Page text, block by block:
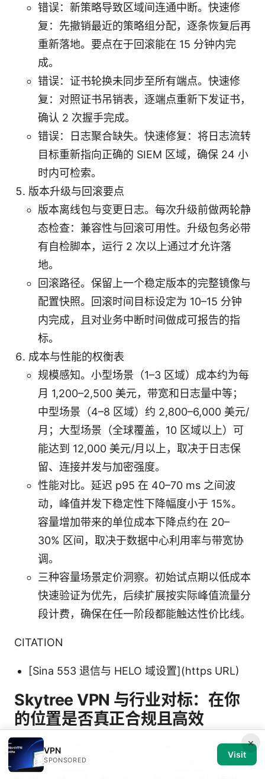
错误：新策略导致区域间连通中断。快速修
复：先撤销最近的策略组分配，逐条恢复后再
重新落地。要点在于回滚能在 15 分钟内完
成。
错误：证书轮换未同步至所有端点。快速修
复：对照证书吊销表，逐端点重新下发证书，
确认 2 次握手完成。
错误：日志聚合缺失。快速修复：将日志流转
目标重新指向正确的 SIEM 区域，确保 24 小
时内可检索。
版本升级与回滚要点
版本离线包与变更日志。每次升级前做两轮静
态检查：兼容性与回滚可用性。升级包务必带
有自检脚本，运行 2 次以上通过才允许落
地。
回滚路径。保留上一个稳定版本的完整镜像与
配置快照。回滚时间目标设定为 10–15 分钟
内完成，且对业务中断时间做成可报告的指
标。
成本与性能的权衡表
规模感知。小型场景（1–3 区域）成本约为每
月 1,200–2,500 美元，带宽和日志量中等；
中型场景（4–8 区域）约 2,800–6,000 美元/
月；大型场景（全球覆盖，10 区域以上）可
能达到 12,000 美元/月以上，取决于日志保
留、连接并发与加密强度。
性能对比。延迟 p95 在 40–70 ms 之间波
动，峰值并发下稳定性下降幅度小于 15%。
容量增加带来的单位成本下降点约在 20–
30% 区间，取决于数据中心利用率与带宽协
调。
三种容量场景定价洞察。初始试点期以低成本
快速验证为优先，后续扩展按实际峰值流量分
段计费，确保在任一阶段都能触达性价比线。
CITATION
[Sina 553 退信与 HELO 域设置](https URL)
Skytree VPN 与行业对标：在你
的位置是否真正合规且高效
Skytree VPN 在企业场景的对标要点不只是速度和
价格，还包括合规性、可观测性与运维成本三条线
×
VPN
SPONSORED
Visit